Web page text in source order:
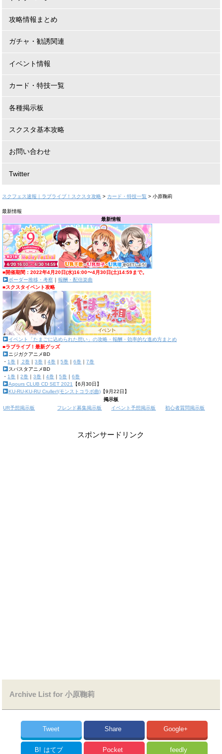
攻略情報まとめ
ガチャ・勧誘関連
イベント情報
カード・特技一覧
各種掲示板
スクスタ基本攻略
お問い合わせ
Twitter
スクフェス速報｜ラブライブ！スクスタ攻略 > カード・特技一覧 >小原鞠莉
最新情報
最新情報
■開催期間：2022年4月20日(水)16:00〜4月30日(土)14:59まで。
ボーダー推移・考察｜ 報酬・配信楽曲
■スクスタイベント攻略
イベント「たまごに込められた想い」の攻略・報酬・効率的な進め方まとめ
■ラブライブ！最新グッズ
ニジガクアニメBD
・ 1巻 ｜ 2巻 ｜3巻 ｜4巻 ｜5巻 ｜6巻 ｜7巻
スパスタアニメBD
・ 1巻 ｜2巻 ｜3巻 ｜4巻 ｜5巻 ｜6巻
Aqours CLUB CD SET 2021
【6月30日】
KU-RU-KU-RU Cruller!(モンストコラボ曲)【9月22日】
掲示板
UR予想掲示板
フレンド募集掲示板 イベント予想掲示板 初心者質問掲示板
スポンサードリンク
Archive List for 小原鞠莉
Tweet Share Google+
B! はてブ Pocket feedly